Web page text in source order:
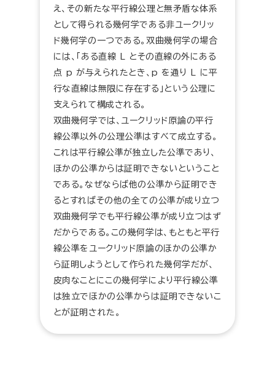
え、その新たな平行線公理と無矛盾な体系
として得られる幾何学である非ユークリッ
ド幾何学の一つである。双曲幾何学の場合
には、「ある直線 L とその直線の外にある
点 p が与えられたとき、p を通り L に平
行な直線は無限に存在する」という公理に
支えられて構成される。
双曲幾何学では、ユークリッド原論の平行
線公準以外の公理公準はすべて成立する。
これは平行線公準が独立した公準であり、
ほかの公準からは証明できないということ
である。なぜならば他の公準から証明でき
るとすればその他の全ての公準が成り立つ
双曲幾何学でも平行線公準が成り立つはず
だからである。この幾何学は、もともと平行
線公準をユークリッド原論のほかの公準か
ら証明しようとして作られた幾何学だが、
皮肉なことにこの幾何学により平行線公準
は独立でほかの公準からは証明できないこ
とが証明された。